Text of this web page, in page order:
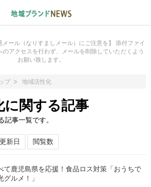
メール（なりすましメール）にご注意を】 添付ファイ
のアクセスを行わず、メールを削除していただくよう
お願い致します。
プ 地域活性化
に関する記事
記事一覧です。
て鹿児島県を応援！食品ロス対策「おうちで
グルメ！」